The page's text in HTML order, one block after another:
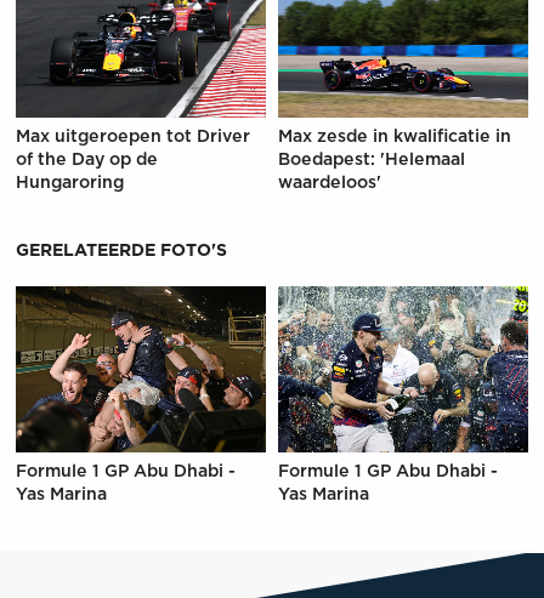
Max uitgeroepen tot Driver
of the Day op de
Hungaroring
Max zesde in kwalificatie in
Boedapest: 'Helemaal
waardeloos'
GERELATEERDE FOTO'S
Formule 1 GP Abu Dhabi -
Yas Marina
Formule 1 GP Abu Dhabi -
Yas Marina